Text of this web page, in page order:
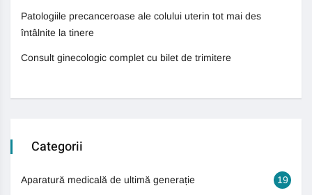
Patologiile precanceroase ale colului uterin tot mai des
întâlnite la tinere
Consult ginecologic complet cu bilet de trimitere
Categorii
Aparatură medicală de ultimă generație 19